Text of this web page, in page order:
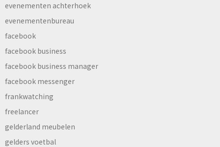
evenementen achterhoek
evenementenbureau
facebook
facebook business
facebook business manager
facebook messenger
frankwatching
freelancer
gelderland meubelen
gelders voetbal